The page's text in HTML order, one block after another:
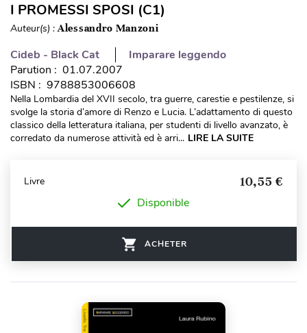
I PROMESSI SPOSI (C1)
Auteur(s) :Alessandro Manzoni
Cideb - Black Cat
Imparare leggendo
Parution : 01.07.2007
ISBN : 9788853006608
Nella Lombardia del XVII secolo, tra guerre, carestie e pestilenze, si
svolge la storia d’amore di Renzo e Lucia. L’adattamento di questo
classico della letteratura italiana, per studenti di livello avanzato, è
corredato da numerose attività ed è arri... LIRE LA SUITE
Livre 10,55 €
Disponible
ACHETER